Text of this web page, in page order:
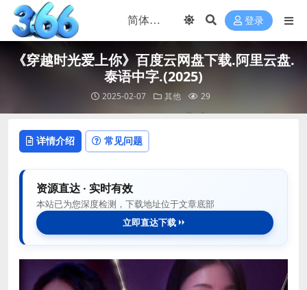
登录
《穿越时光爱上你》百度云网盘下载.阿里云盘.
泰语中字.(2025)
2025-02-07 其他 29
详情介绍 常见问题
资源直达 · 实时有效
本站已为您深度检测，下载地址位于文章底部
立即直达下载